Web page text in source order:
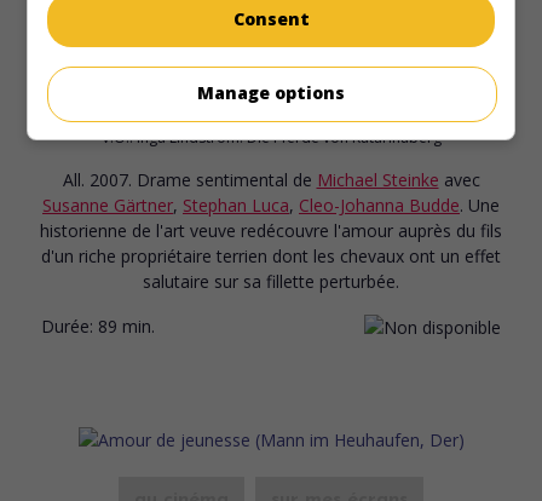
au cinéma sur mes écrans
V.O.: Inga Lindström: Die Pferde von Katarinaberg
All. 2007. Drame sentimental de Michael Steinke avec
Susanne Gärtner, Stephan Luca, Cleo-Johanna Budde. Une
historienne de l'art veuve redécouvre l'amour auprès du fils
d'un riche propriétaire terrien dont les chevaux ont un effet
salutaire sur sa fillette perturbée.
Durée: 89 min.
Consent
Manage options